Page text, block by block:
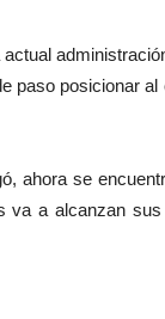
paso posicionar
ahora se
va a alcanzan